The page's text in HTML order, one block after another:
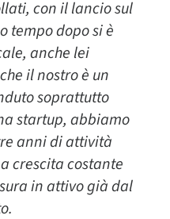
con il lancio sul
tempo dopo si è
anche lei
il nostro è un
soprattutto
startup, abbiamo
anni di attività
crescita costante
in attivo già dal